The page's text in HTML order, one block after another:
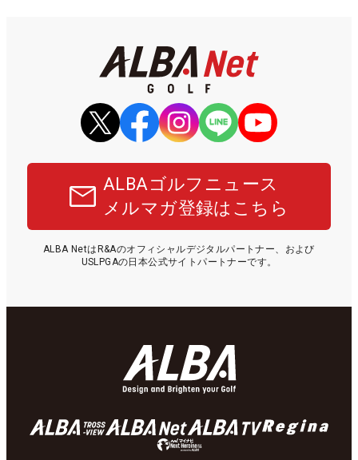
ALBAゴルフニュース
メルマガ登録はこちら
ALBA NetはR&Aのオフィシャルデジタルパートナー、および
USLPGAの日本公式サイトパートナーです。